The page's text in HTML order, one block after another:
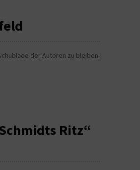
der Autoren zu bleiben:
Ritz“